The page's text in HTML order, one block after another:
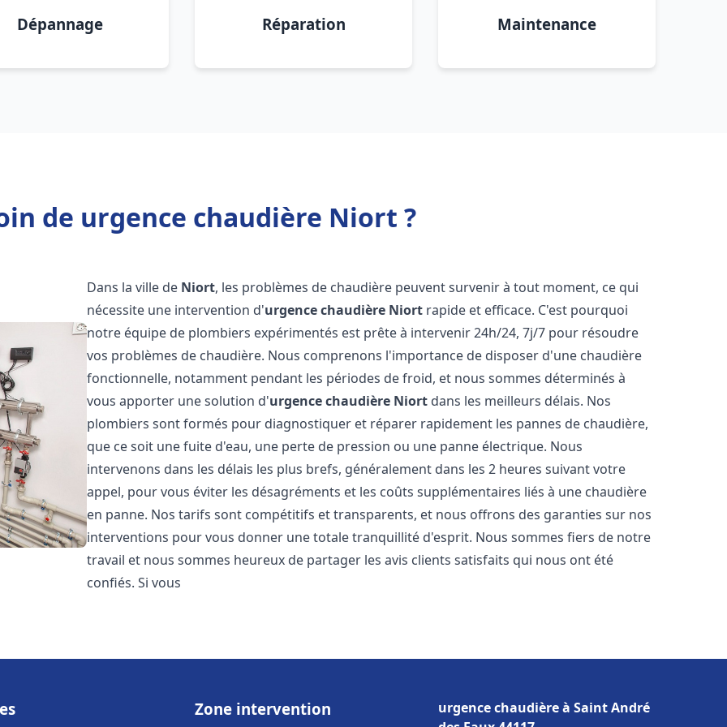
Dépannage Réparation Maintenance
de urgence chaudière Niort ?
Dans la ville de Niort, les problèmes de chaudière peuvent survenir à tout moment, ce qui
nécessite une intervention d'urgence chaudière Niort rapide et efficace. C'est pourquoi
notre équipe de plombiers expérimentés est prête à intervenir 24h/24, 7j/7 pour résoudre
vos problèmes de chaudière. Nous comprenons l'importance de disposer d'une chaudière
fonctionnelle, notamment pendant les périodes de froid, et nous sommes déterminés à
vous apporter une solution d'urgence chaudière Niort dans les meilleurs délais. Nos
plombiers sont formés pour diagnostiquer et réparer rapidement les pannes de chaudière,
que ce soit une fuite d'eau, une perte de pression ou une panne électrique. Nous
intervenons dans les délais les plus brefs, généralement dans les 2 heures suivant votre
appel, pour vous éviter les désagréments et les coûts supplémentaires liés à une chaudière
en panne. Nos tarifs sont compétitifs et transparents, et nous offrons des garanties sur nos
interventions pour vous donner une totale tranquillité d'esprit. Nous sommes fiers de notre
travail et nous sommes heureux de partager les avis clients satisfaits qui nous ont été
confiés. Si vous
Zone intervention
urgence chaudière à Saint André